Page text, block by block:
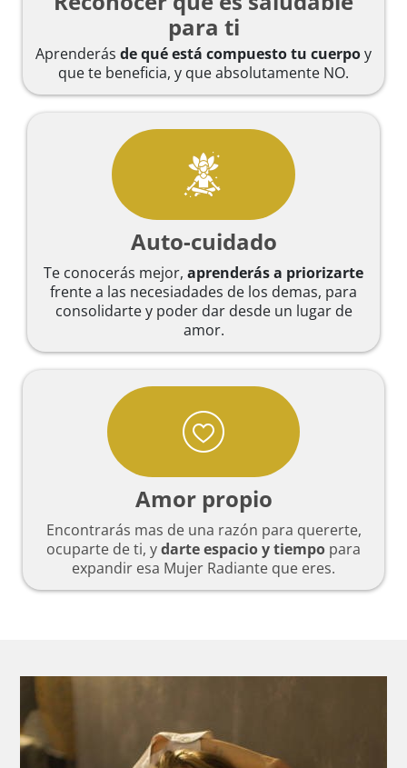
para ti
Aprenderás de qué está compuesto tu cuerpoy
que te beneficia, y que absolutamente NO.
Auto-cuidado
Te conocerás mejor, aprenderás a priorizarte
frente a las necesiadades de los demas, para
consolidarte y poder dar desde un lugar de
amor.
Amor propio
Encontrarás mas de una razón para quererte,
ocuparte de ti, ydarte espacio y tiempo para
expandir esa Mujer Radiante que eres.